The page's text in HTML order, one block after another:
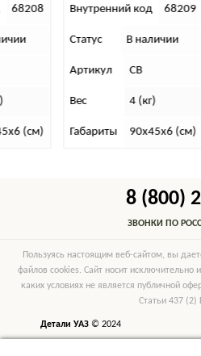
68208
(см)
Внутренний код 68209
Статус В наличии
Артикул СВ
Вес 4 (кг)
Габариты 90х45х6 (см)
8 (800)
ЗВОНКИ ПО
Пользуясь настоящим веб-сайтом, вы
файлов cookies. Сайт носит исключительно
каких условиях не является публичной
Статьи 437 (2)
Детали УАЗ © 2024